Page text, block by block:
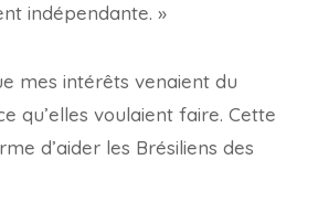
indépendante. »
mes intérêts venaient du
qu’elles voulaient faire. Cette
d’aider les Brésiliens des